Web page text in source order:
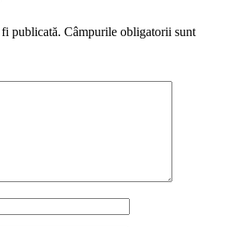
publicată. Câmpurile obligatorii sunt